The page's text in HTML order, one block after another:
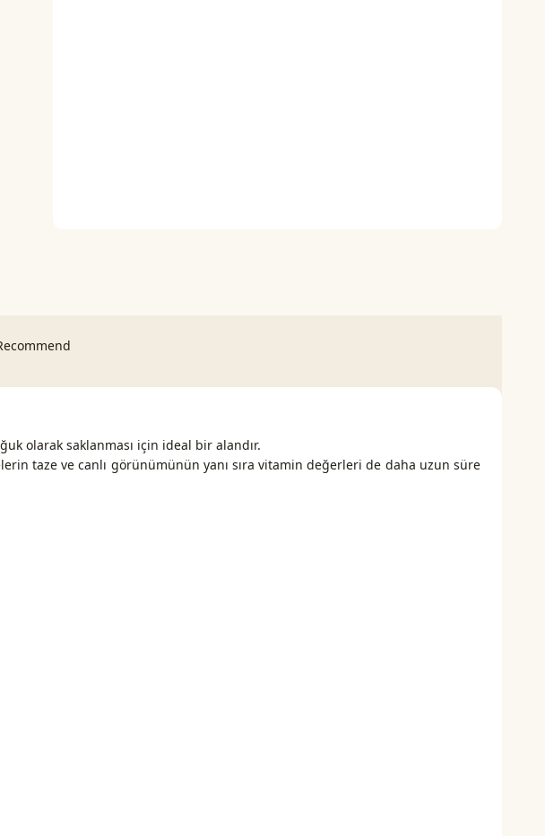
olarak saklanması için ideal bir alandır.
taze ve canlı görünümünün yanı sıra vitamin değerleri de daha uzun süre